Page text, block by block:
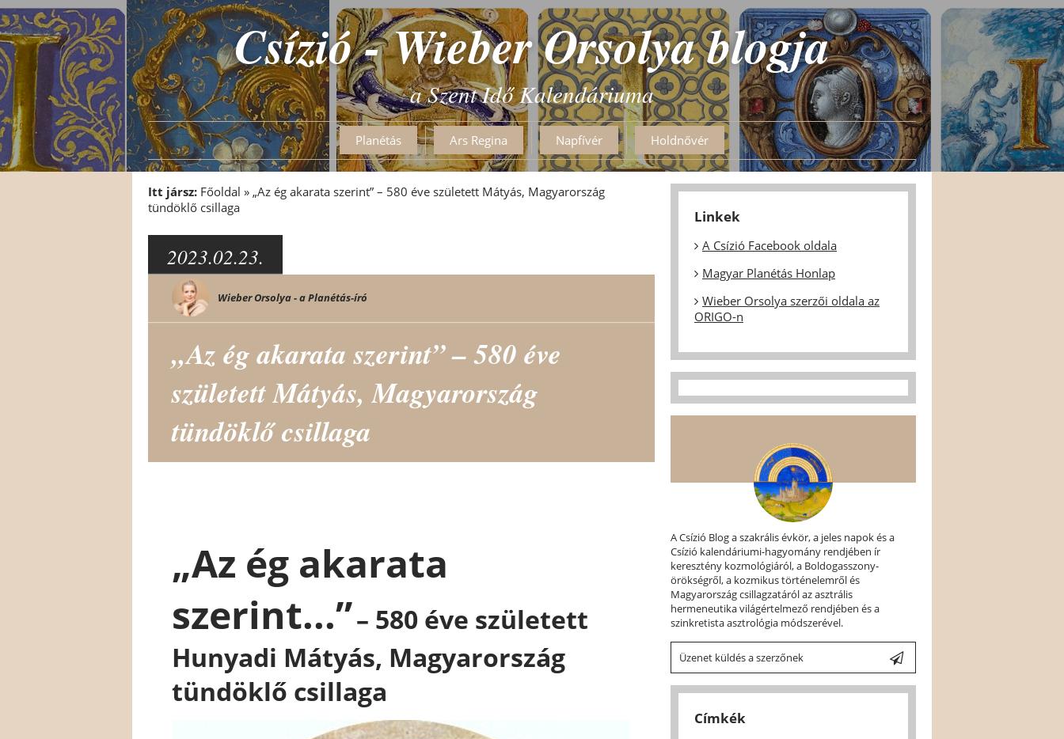
Csízió - Wieber Orsolya blogja
a Szent Idő Kalendáriuma
Planétás Ars Regina Napfívér Holdnővér
Itt jársz: Főoldal » „Az ég akarata szerint” – 580 éve született Mátyás, Magyarország
tündöklő csillaga
2023.02.23.
Wieber Orsolya - a Planétás-író
„Az ég akarata szerint” – 580 éve
született Mátyás, Magyarország
tündöklő csillaga
„Az ég akarata
szerint...”– 580 éve született
Hunyadi Mátyás, Magyarország
tündöklő csillaga
Linkek
A Csízió Facebook oldala
Magyar Planétás Honlap
Wieber Orsolya szerzői oldala az
ORIGO-n
A Csízió Blog a szakrális évkör, a jeles napok és a
Csízió kalendáriumi-hagyomány rendjében ír
keresztény kozmológiáról, a Boldogasszony-
örökségről, a kozmikus történelemről és
Magyarország csillagzatáról az asztrális
hermeneutika világértelmező rendjében és a
szinkretista asztrológia módszerével.
Üzenet küldés a szerzőnek
Címkék